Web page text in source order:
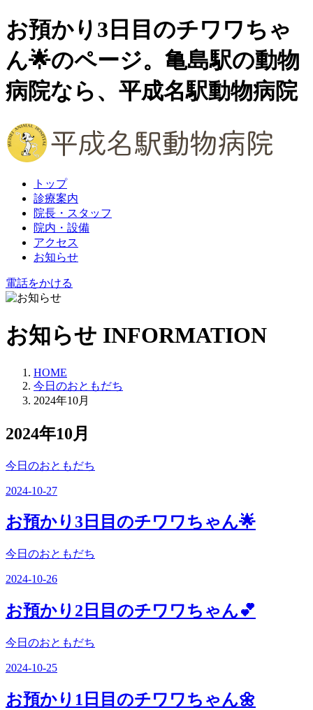
お預かり3日目のチワワちゃ
ん🌟のページ。亀島駅の動物
病院なら、平成名駅動物病院
トップ
診療案内
院長・スタッフ
院内・設備
アクセス
お知らせ
電話をかける
お知らせ INFORMATION
HOME
今日のおともだち
2024年10月
2024年10月
今日のおともだち
2024-10-27
お預かり3日目のチワワちゃん🌟
今日のおともだち
2024-10-26
お預かり2日目のチワワちゃん💕
今日のおともだち
2024-10-25
お預かり1日目のチワワちゃん🌼